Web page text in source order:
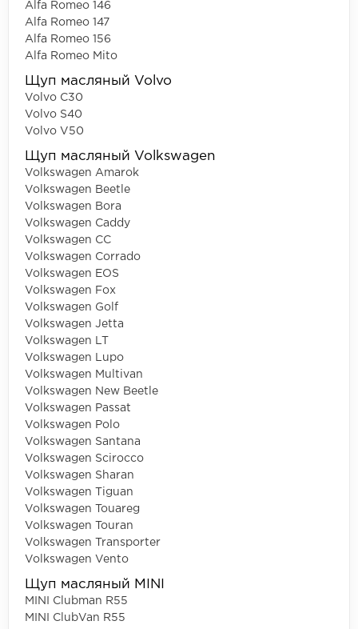
Alfa Romeo 146
Alfa Romeo 147
Alfa Romeo 156
Alfa Romeo Mito
Щуп масляный Volvo
Volvo C30
Volvo S40
Volvo V50
Щуп масляный Volkswagen
Volkswagen Amarok
Volkswagen Beetle
Volkswagen Bora
Volkswagen Caddy
Volkswagen CC
Volkswagen Corrado
Volkswagen EOS
Volkswagen Fox
Volkswagen Golf
Volkswagen Jetta
Volkswagen LT
Volkswagen Lupo
Volkswagen Multivan
Volkswagen New Beetle
Volkswagen Passat
Volkswagen Polo
Volkswagen Santana
Volkswagen Scirocco
Volkswagen Sharan
Volkswagen Tiguan
Volkswagen Touareg
Volkswagen Touran
Volkswagen Transporter
Volkswagen Vento
Щуп масляный MINI
MINI Clubman R55
MINI ClubVan R55